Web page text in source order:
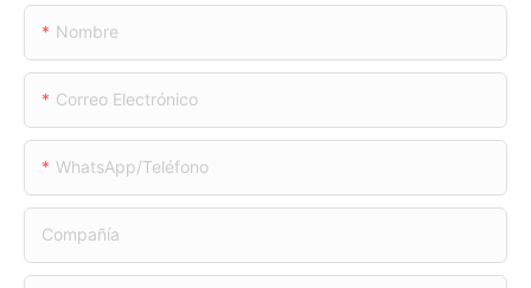
Nombre
Correo Electrónico
WhatsApp/teléfono
Compañía